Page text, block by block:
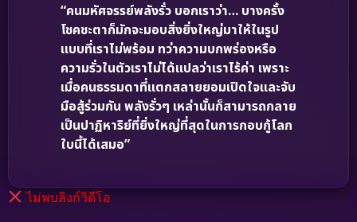
“คนมหัศจรรย์พลังรั่ว บอกเราว่า… บางครั้ง
โชคชะตาก็มักจะมอบสิ่งยิ่งใหญ่มาให้ในรูป
แบบที่เราไม่พร้อม ทว่าความบกพร่องหรือ
ความรั่วในตัวเราไม่ได้แปลว่าเราไร้ค่า เพราะ
เมื่อคนธรรมดาที่แตกสลายยอมเปิดใจและจับ
มือสู้ร่วมกัน พลังรั่วๆ เหล่านั้นก็สามารถกลาย
เป็นปาฏิหาริย์ที่ยิ่งใหญ่ที่สุดในการกอบกู้โลก
ใบนี้ได้เสมอ”
ไม่พบลิงก์วิดีโอ